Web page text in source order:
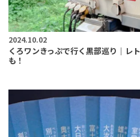
2024.10.02
くろワンきっぷで行く黒部巡り｜レ
も！